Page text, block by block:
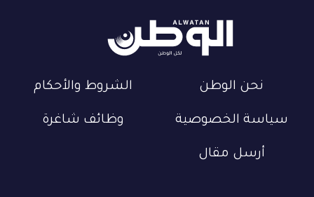
نحن الوطن الشروط والأحكام
سياسة الخصوصية وظائف شاغرة
أرسل مقال